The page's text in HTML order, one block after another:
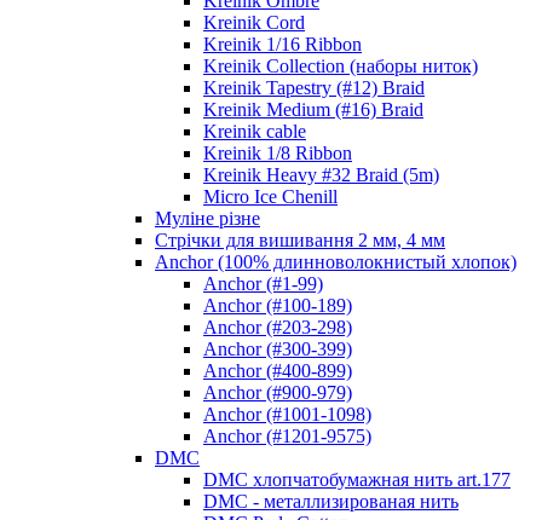
Kreinik Cord
Kreinik 1/16 Ribbon
Kreinik Collection (наборы ниток)
Kreinik Tapestry (#12) Braid
Kreinik Medium (#16) Braid
Kreinik cable
Kreinik 1/8 Ribbon
Kreinik Heavy #32 Braid (5m)
Micro Ice Chenill
Муліне різне
Стрічки для вишивання 2 мм, 4 мм
Anchor (100% длинноволокнистый хлопок)
Anchor (#1-99)
Anchor (#100-189)
Anchor (#203-298)
Anchor (#300-399)
Anchor (#400-899)
Anchor (#900-979)
Anchor (#1001-1098)
Anchor (#1201-9575)
DMC
DMC хлопчатобумажная нить art.177
DMC - металлизированая нить